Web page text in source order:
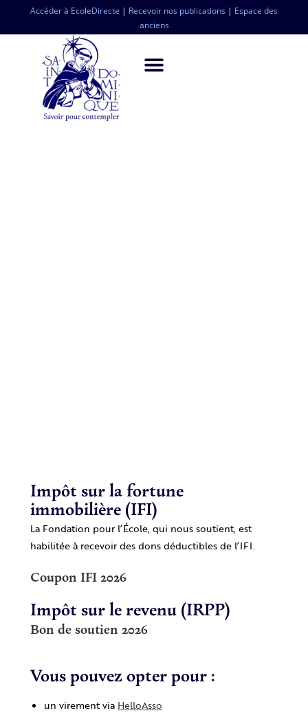
Accéder à EcoleDirecte | Recevoir nos publications | Espace des
anciens
Impôt sur la fortune
immobilière (IFI)
La Fondation pour l’École, qui nous soutient, est
habilitéeà recevoir des dons déductibles de l’IFI.
Coupon IFI 2026
Impôt sur le revenu (IRPP)
Bon de soutien 2026
Vous pouvez opter pour :
un virement via HelloAsso